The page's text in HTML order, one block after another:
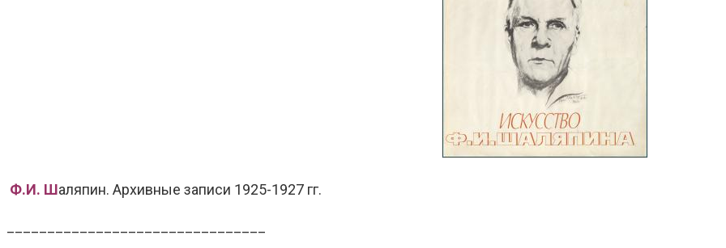
Ф.И. Шаляпин. Архивные записи 1925-1927 гг.